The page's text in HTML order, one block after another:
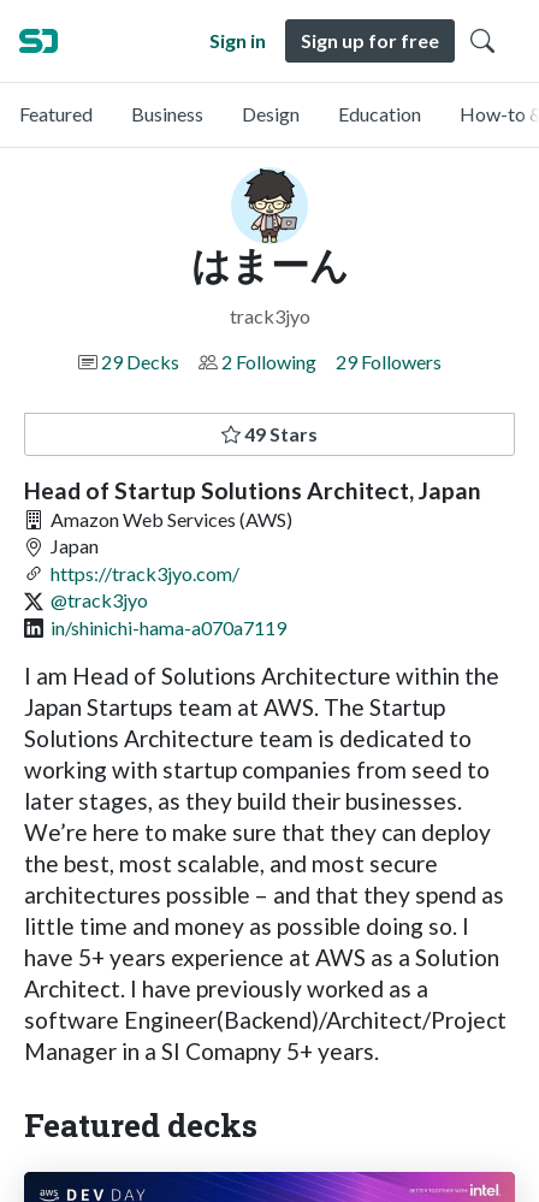
Sign in Sign up for free
Featured Business Design Education How-to
はまーん
track3jyo
29 Decks
2 Following 29 Followers
49 Stars
Head of Startup Solutions Architect, Japan
Amazon Web Services (AWS)
Japan
https://track3jyo.com/
@track3jyo
in/shinichi-hama-a070a7119
I am Head of Solutions Architecture within the
Japan Startups team at AWS. The Startup
Solutions Architecture team is dedicated to
working with startup companies from seed to
later stages, as they build their businesses.
We’re here to make sure that they can deploy
the best, most scalable, and most secure
architectures possible – and that they spend as
little time and money as possible doing so. I
have 5+ years experience at AWS as a Solution
Architect. I have previously worked as a
software Engineer(Backend)/Architect/Project
Manager in a SI Comapny 5+ years.
Featured decks